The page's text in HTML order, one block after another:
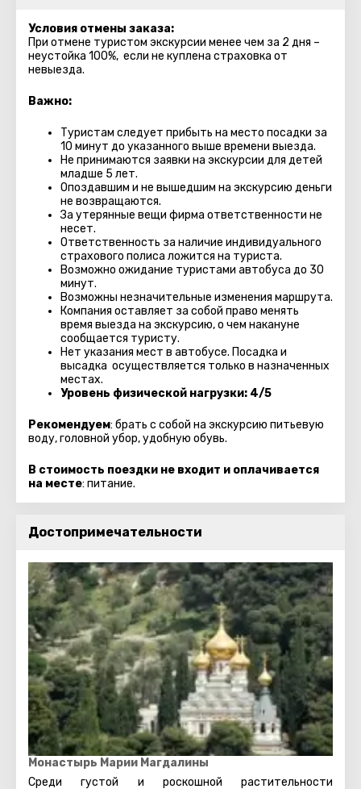
Условия отмены заказа:
При отмене туристом экскурсии менее чем за 2 дня –
неустойка 100%, если не куплена страховка от
невыезда.
Важно:
Туристам следует прибыть на место посадки за
10 минут до указанного выше времени выезда.
Не принимаются заявки на экскурсии для детей
младше 5 лет.
Опоздавшим и не вышедшим на экскурсию деньги
не возвращаются.
За утерянные вещи фирма ответственности не
несет.
Ответственность за наличие индивидуального
страхового полиса ложится на туриста.
Возможно ожидание туристами автобуса до 30
минут.
Возможны незначительные изменения маршрута.
Компания оставляет за собой право менять
время выезда на экскурсию, о чем накануне
сообщается туристу.
Нет указания мест в автобуcе. Посадка и
высадка осуществляется только в назначенных
местах.
Уровень физической нагрузки: 4/5
Рекомендуем: брать с собой на экскурсию питьевую
воду, головной убор, удобную обувь.
В стоимость поездки не входит и оплачивается
на месте: питание.
Достопримечательности
Монастырь Марии Магдалины
Среди густой и роскошной растительности